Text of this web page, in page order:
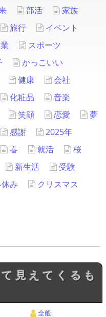
部活
家族
旅行
イベント
スポーツ
かっこいい
健康
会社
化粧品
音楽
笑顔 恋愛
夢
感謝
2025年
春 就活
桜
新生活
受験
み
クリスマス
全般